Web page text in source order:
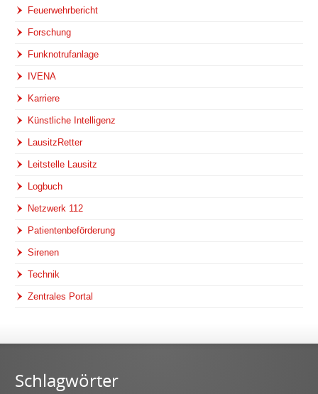
Feuerwehrbericht
Forschung
Funknotrufanlage
IVENA
Karriere
Künstliche Intelligenz
LausitzRetter
Leitstelle Lausitz
Logbuch
Netzwerk 112
Patientenbeförderung
Sirenen
Technik
Zentrales Portal
Schlagwörter